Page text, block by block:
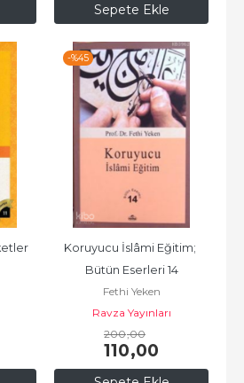
Sepete Ekle
-%45
Koruyucu İslâmi Eğitim;
Bütün Eserleri 14
Fethi Yeken
Ravza Yayınları
200,00
110,00